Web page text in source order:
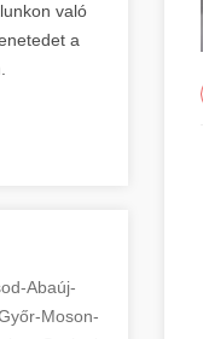
való
a
Abaúj-
Moson-